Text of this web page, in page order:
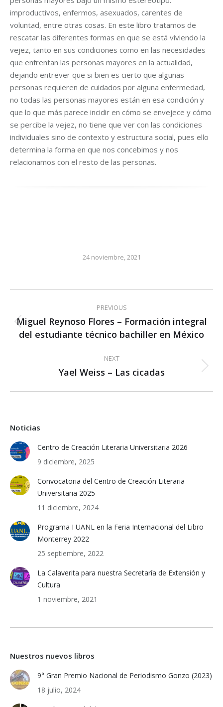
improductivos, enfermos, asexuados, carentes de
voluntad, entre otras cosas. En este libro tratamos de
rescatar las diferentes formas en que se está viviendo la
vejez, tanto en sus condiciones como en las necesidades
que enfrentan las personas mayores en la actualidad,
dejando entrever que si bien es cierto que algunas
personas requieren de cuidados por alguna enfermedad,
no todas las personas mayores están en esa condición y
que lo que más parece incidir en cómo se envejece y cómo
se percibe la vejez, no tiene que ver con las condiciones
individuales sino de contexto y estructura social, pues ello
determina la forma en que nos concebimos y nos
relacionamos con el resto de las personas.
24 noviembre, 2021
navigation
PREVIOUS
Previous
post:
Miguel Reynoso Flores – Formación integral
del estudiante técnico bachiller en México
NEXT
Next
Yael Weiss – Las cicadas
Noticias
Centro de Creación Literaria Universitaria 2026
9 diciembre, 2025
Convocatoria del Centro de Creación Literaria
Universitaria 2025
11 diciembre, 2024
Programa I UANL en la Feria Internacional del Libro
Monterrey 2022
25 septiembre, 2022
La Calaverita para nuestra Secretaría de Extensión y
Cultura
1 noviembre, 2021
Nuestros nuevos libros
9° Gran Premio Nacional de Periodismo Gonzo (2023)
18 julio, 2024